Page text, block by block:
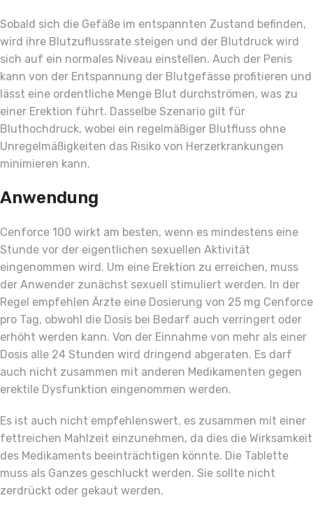
Sobald sich die Gefäße im entspannten Zustand befinden,
wird ihre Blutzuflussrate steigen und der Blutdruck wird
sich auf ein normales Niveau einstellen. Auch der Penis
kann von der Entspannung der Blutgefässe profitieren und
lässt eine ordentliche Menge Blut durchströmen, was zu
einer Erektion führt. Dasselbe Szenario gilt für
Bluthochdruck, wobei ein regelmäßiger Blutfluss ohne
Unregelmäßigkeiten das Risiko von Herzerkrankungen
minimieren kann.
Anwendung
Cenforce 100 wirkt am besten, wenn es mindestens eine
Stunde vor der eigentlichen sexuellen Aktivität
eingenommen wird. Um eine Erektion zu erreichen, muss
der Anwender zunächst sexuell stimuliert werden. In der
Regel empfehlen Ärzte eine Dosierung von 25 mg Cenforce
pro Tag, obwohl die Dosis bei Bedarf auch verringert oder
erhöht werden kann. Von der Einnahme von mehr als einer
Dosis alle 24 Stunden wird dringend abgeraten. Es darf
auch nicht zusammen mit anderen Medikamenten gegen
erektile Dysfunktion eingenommen werden.
Es ist auch nicht empfehlenswert, es zusammen mit einer
fettreichen Mahlzeit einzunehmen, da dies die Wirksamkeit
des Medikaments beeinträchtigen könnte. Die Tablette
muss als Ganzes geschluckt werden. Sie sollte nicht
zerdrückt oder gekaut werden.